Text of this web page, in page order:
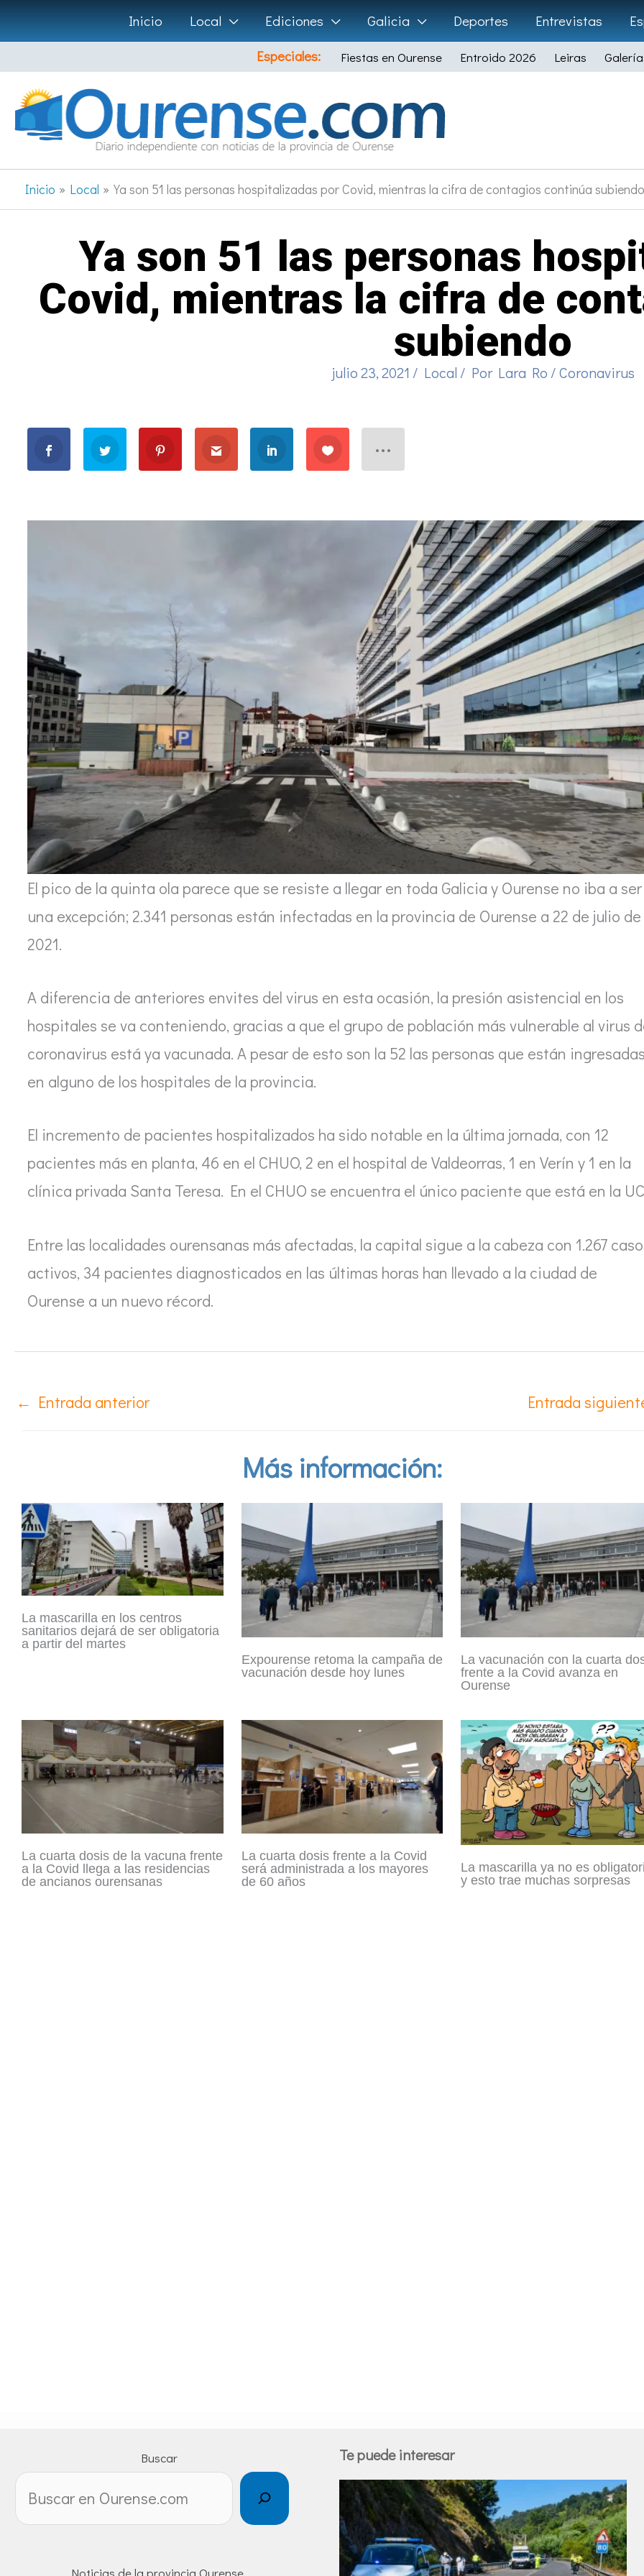
Ir
al
contenido
Inicio Local Ediciones Galicia Deportes Entrevistas
Especiales:
Fiestas en Ourense Entroido 2026 Leiras
Inicio Local Ya son 51 las personas hospitalizadas por Covid, mientras la cifra de contagios continúa subiendo
Ya son 51 las personas
Covid, mientras la cifra de
subiendo
julio 23, 2021 / Local / Por Lara Ro /Coronavirus
El pico de la quinta ola parece que se resiste a llegar en toda Galicia y Ourense no iba a ser
una excepción; 2.341 personas están infectadas en la provincia de Ourense a 22 de julio de
2021.
A diferencia de anteriores envites del virus en esta ocasión, la presión asistencial en los
hospitales se va conteniendo, gracias a que el grupo de población más vulnerable al virus
coronavirus está ya vacunada. A pesar de esto son la 52 las personas que están
en alguno de los hospitales de la provincia.
El incremento de pacientes hospitalizados ha sido notable en la última jornada, con 12
pacientes más en planta, 46 en el CHUO, 2 en el hospital de Valdeorras, 1 en Verín y 1 en la
clínica privada Santa Teresa. En el CHUO se encuentra el único paciente que está en la
Entre las localidades ourensanas más afectadas, la capital sigue a la cabeza con 1.267
activos, 34 pacientes diagnosticados en las últimas horas han llevado a la ciudad de
Ourense a un nuevo récord.
← Entrada anterior Entrada
Más información:
La mascarilla en los centros
sanitarios dejará de ser obligatoria
a partir del martes
Expourense retoma la campaña de
vacunación desde hoy lunes
La vacunación con la cuarta
frente a la Covid avanza en
Ourense
La cuarta dosis de la vacuna frente
a la Covid llega a las residencias
de ancianos ourensanas
La cuarta dosis frente a la Covid
será administrada a los mayores
de 60 años
La mascarilla ya no es
y esto trae muchas sorpresas
Buscar Te puede interesar